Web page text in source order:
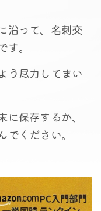
沿って、名刺交
。
う尽力してまい
保存するか、
ください。